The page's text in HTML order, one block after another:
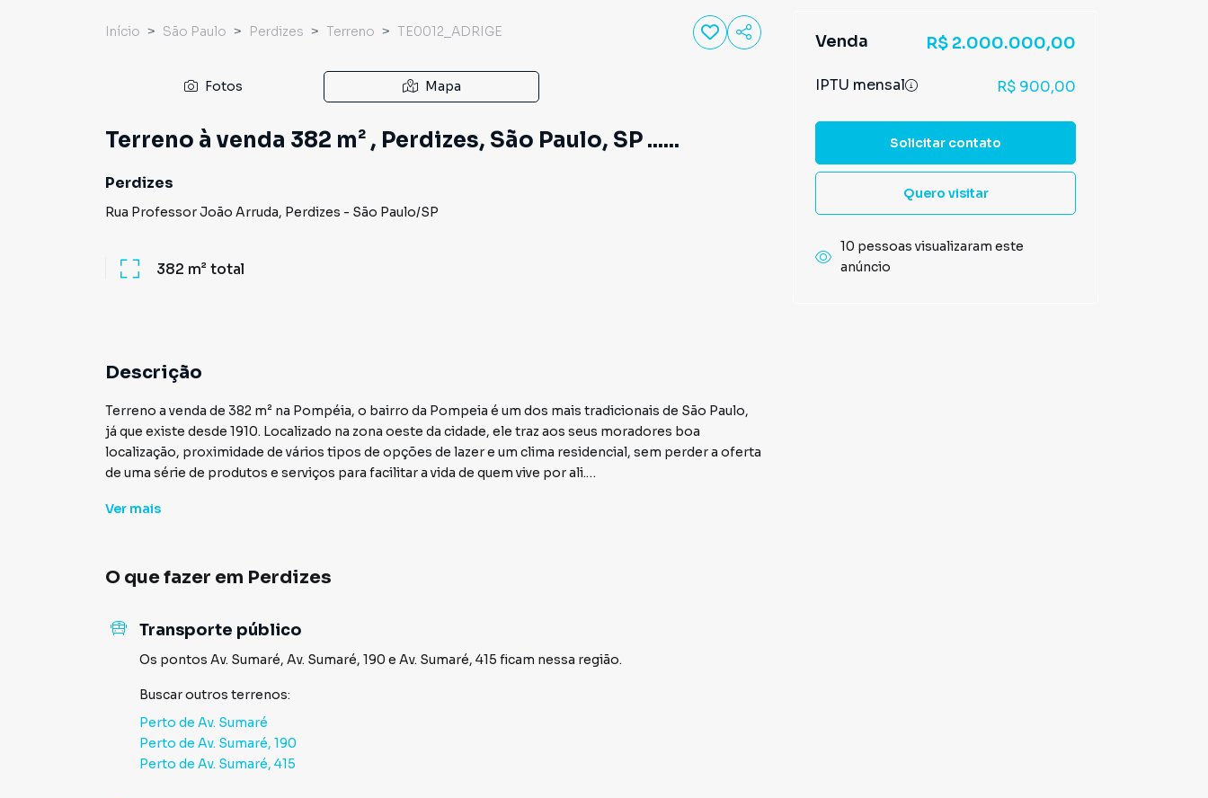
Início São Paulo Perdizes Terreno TE0012_ADRIGE
Fotos Mapa
Terreno à venda 382 m² , Perdizes, São Paulo, SP ......
Perdizes
Rua Professor João Arruda, Perdizes - São Paulo/SP
382 m²total
Descrição
Terreno a venda de 382 m² na Pompéia, o bairro da Pompeia é um dos mais tradicionais de São Paulo,
já que existe desde 1910. Localizado na zona oeste da cidade, ele traz aos seus moradores boa
localização, proximidade de vários tipos de opções de lazer e um clima residencial, sem perder a oferta
de uma série de produtos e serviços para facilitar a vida de quem vive por ali.
Pompeia contam com uma série de pontos de ônibus. A região também tem estações da CPTM, do
Valores sujeito a alterações . ... ...
Ver mais
O que fazer em Perdizes
Transporte público
Os pontos Av. Sumaré, Av. Sumaré, 190 e Av. Sumaré, 415 ficam nessa região.
Buscar outros terrenos:
Perto de Av. Sumaré
Perto de Av. Sumaré, 190
Perto de Av. Sumaré, 415
Venda R$ 2.000.000,00
IPTU mensal R$ 900,00
Solicitar contato
Quero visitar
10 pessoas visualizaram este
anúncio